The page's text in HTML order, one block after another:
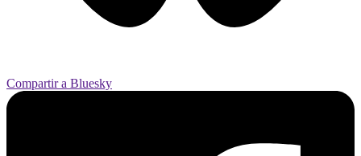
Compartir a Bluesky